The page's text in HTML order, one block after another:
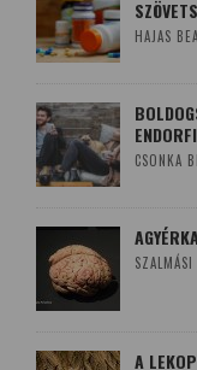
HAJAS
CSONKA
A